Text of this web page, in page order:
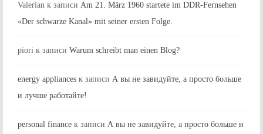
Valerian к записи Am 21. März 1960 startete im DDR-Fernsehen
«Der schwarze Kanal» mit seiner ersten Folge.
piori к записи Warum schreibt man einen Blog?
energy appliances к записи А вы не завидуйте, а просто больше
и лучше работайте!
personal finance к записи А вы не завидуйте, а просто больше и